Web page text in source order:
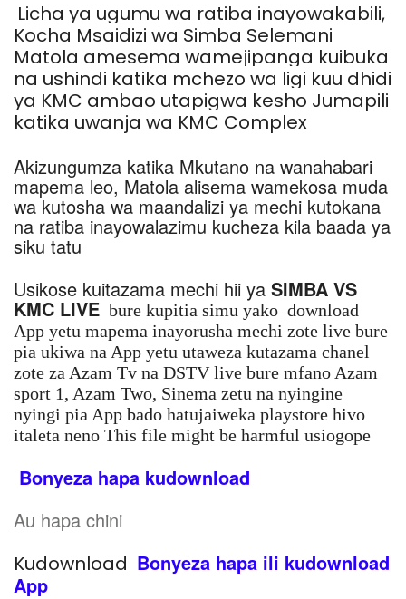
Licha ya ugumu wa ratiba inayowakabili,
Kocha Msaidizi wa Simba Selemani
Matola amesema wamejipanga kuibuka
na ushindi katika mchezo wa ligi kuu dhidi
ya KMC ambao utapigwa kesho Jumapili
katika uwanja wa KMC Complex
Akizungumza katika Mkutano na wanahabari
mapema leo, Matola alisema wamekosa muda
wa kutosha wa maandalizi ya mechi kutokana
na ratiba inayowalazimu kucheza kila baada ya
siku tatu
Usikose kuitazama mechi hii ya SIMBA VS
KMC LIVE bure kupitia simu yako download
App yetu mapema inayorusha mechi zote live bure
pia ukiwa na App yetu utaweza kutazama chanel
zote za Azam Tv na DSTV live bure mfano Azam
sport 1, Azam Two, Sinema zetu na nyingine
nyingi pia App bado hatujaiweka playstore hivo
italeta neno This file might be harmful usiogope
Bonyeza hapa kudownload
Au hapa chini
Kudownload Bonyeza hapa ili kudownload
App